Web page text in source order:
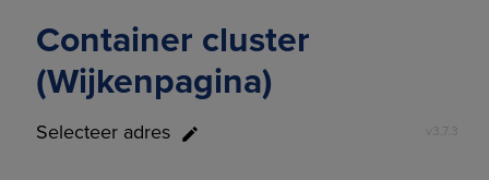
Container cluster
(Wijkenpagina)
3.7.3
Selecteer adres